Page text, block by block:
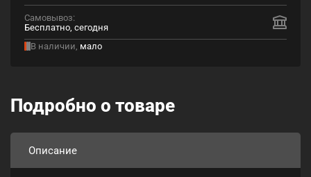
Самовывоз:
Бесплатно, сегодня
В наличии, мало
Подробно о товаре
Описание